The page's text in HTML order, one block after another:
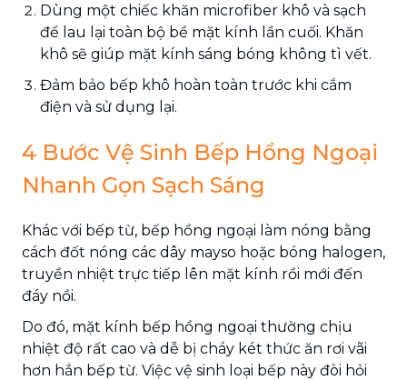
Dùng một chiếc khăn microfiber khô và sạch
để lau lại toàn bộ bề mặt kính lần cuối. Khăn
khô sẽ giúp mặt kính sáng bóng không tì vết.
Đảm bảo bếp khô hoàn toàn trước khi cắm
điện và sử dụng lại.
4 Bước Vệ Sinh Bếp Hồng Ngoại
Nhanh Gọn Sạch Sáng
Khác với bếp từ, bếp hồng ngoại làm nóng bằng
cách đốt nóng các dây mayso hoặc bóng halogen,
truyền nhiệt trực tiếp lên mặt kính rồi mới đến
đáy nồi.
Do đó, mặt kính bếp hồng ngoại thường chịu
nhiệt độ rất cao và dễ bị cháy két thức ăn rơi vãi
hơn hẳn bếp từ. Việc vệ sinh loại bếp này đòi hỏi